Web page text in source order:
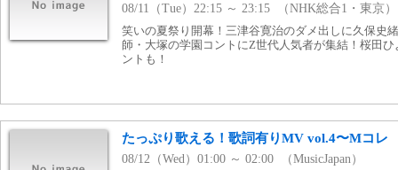
08/11（Tue）22:15 ～ 23:15 （NHK総合1・東京）
笑いの夏祭り開幕！三津谷寛治のダメ出しに久保史
師・大塚の学園コントにZ世代人気者が集結！桜田
ントも！
たっぷり歌える！歌詞有りMV vol.4〜Mコレ
08/12（Wed）01:00 ～ 02:00 （MusicJapan）